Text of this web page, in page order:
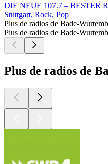
DIE NEUE 107.7 – BESTER
Stuttgart, Rock, Pop
Plus de radios de Bade-
Plus de radios de Bade-
Plus de radios de